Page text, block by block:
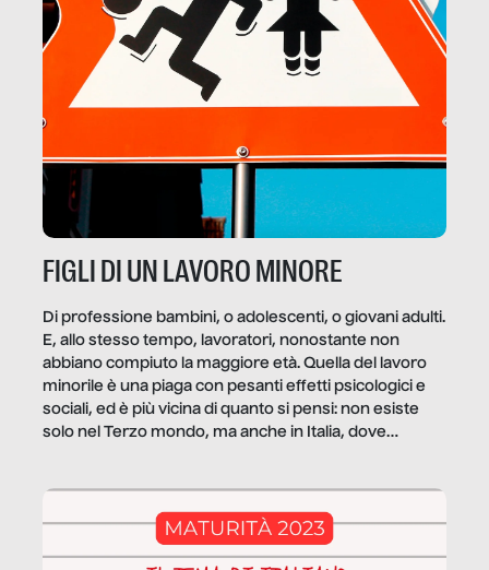
FIGLI DI UN LAVORO MINORE
Di professione bambini, o adolescenti, o giovani adulti.
E, allo stesso tempo, lavoratori, nonostante non
abbiano compiuto la maggiore età. Quella del lavoro
minorile è una piaga con pesanti effetti psicologici e
sociali, ed è più vicina di quanto si pensi: non esiste
solo nel Terzo mondo, ma anche in Italia, dove